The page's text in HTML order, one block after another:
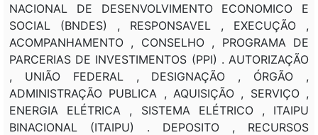
NACIONAL DE DESENVOLVIMENTO ECONOMICO E
SOCIAL (BNDES) , RESPONSAVEL , EXECUÇÃO ,
ACOMPANHAMENTO , CONSELHO , PROGRAMA DE
PARCERIAS DE INVESTIMENTOS (PPI) . AUTORIZAÇÃO
, UNIÃO FEDERAL , DESIGNAÇÃO , ÓRGÃO ,
ADMINISTRAÇÃO PUBLICA , AQUISIÇÃO , SERVIÇO ,
ENERGIA ELÉTRICA , SISTEMA ELÉTRICO , ITAIPU
BINACIONAL (ITAIPU) . DEPOSITO , RECURSOS